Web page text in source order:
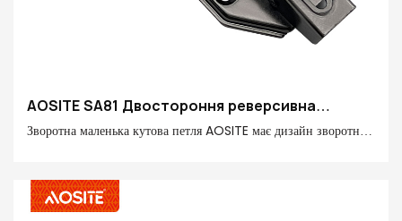
AOSITE SA81 Двостороння реверсивна
маленька кутова петля
Зворотна маленька кутова петля AOSITE має дизайн зворотної
без удару чи шуму, захищає двері та аксесуари та покращує
досвід користувача